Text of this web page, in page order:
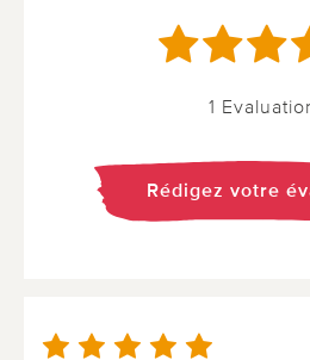
1
Rédigez votre